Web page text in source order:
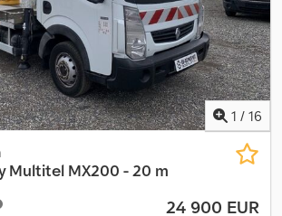
1 / 16
Multitel MX200 - 20 m
24 900 EUR